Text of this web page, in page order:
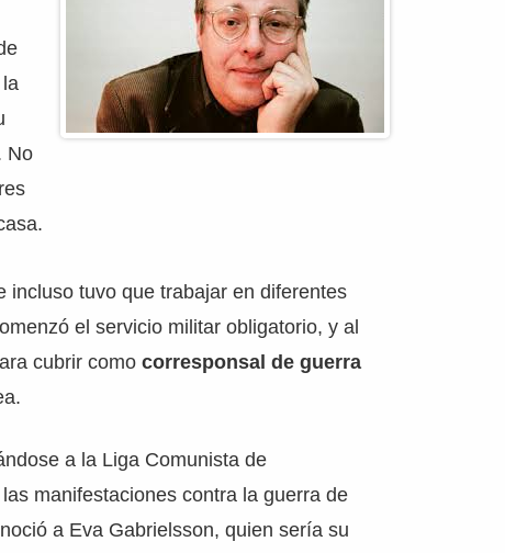
No
incluso tuvo que trabajar en diferentes
el servicio militar obligatorio, y al
cubrir comocorresponsal de guerra
a la Liga Comunista de
manifestaciones contra la guerra de
a Eva Gabrielsson, quien sería su